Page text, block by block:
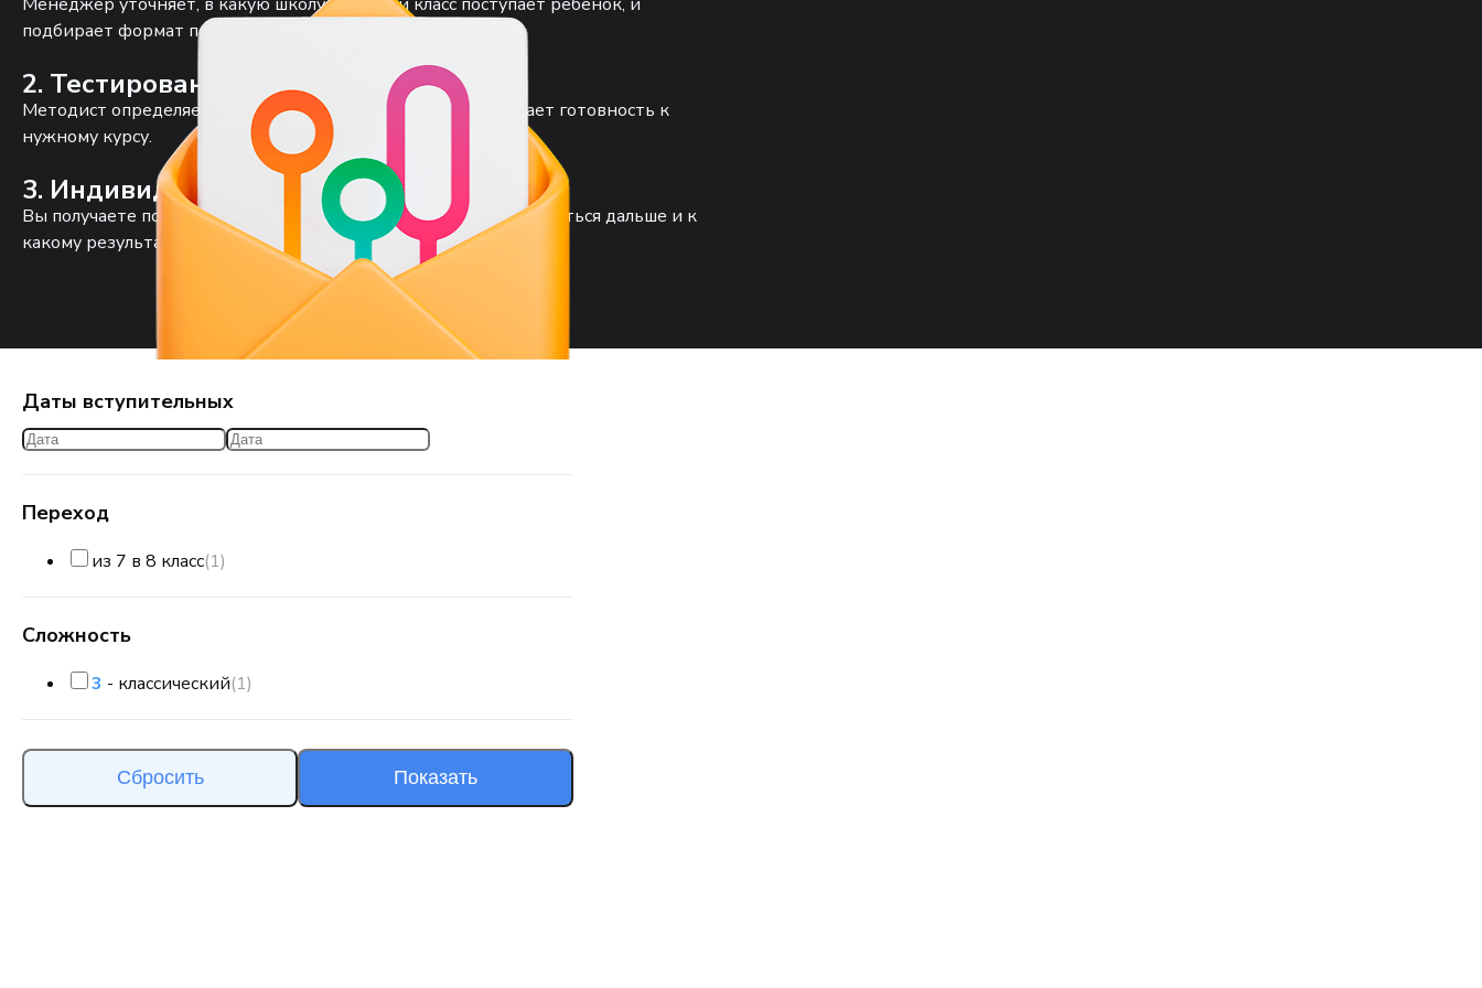
подбирает формат подготовки.
2. Тестирование с методистом
Методист определяет уровень, находит пробелы и оценивает готовность к
нужному курсу.
3. Индивидуальный учебный план
Вы получаете понятные рекомендации: с чего начать, как двигаться дальше и к
какому результату придём.
Даты вступительных
Переход
из 7 в 8 класс(1)
Сложность
3 - классический(1)
Сбросить Показать